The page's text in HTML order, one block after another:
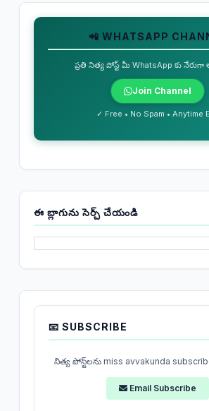
📲 WHATSAPP
ప్రతి నిత్య పోస్ట్ మీ WhatsApp కు నేరుగా
Join Channel
✓ Free • No Spam • Anytime
ఈ బ్లాగును సెర్చ్ చేయండి
📧 SUBSCRIBE
నిత్య పోస్ట్‌లను miss avvakunda
Email Subscribe